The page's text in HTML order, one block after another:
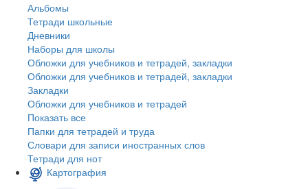
Альбомы
Тетради школьные
Дневники
Наборы для школы
Обложки для учебников и тетрадей, закладки
Обложки для учебников и тетрадей, закладки
Закладки
Обложки для учебников и тетрадей
Показать все
Папки для тетрадей и труда
Словари для записи иностранных слов
Тетради для нот
Картография